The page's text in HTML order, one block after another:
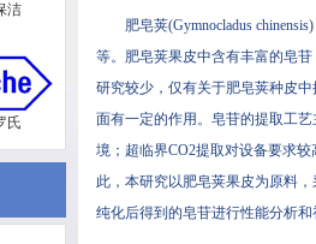
洁
氏
肥皂荚(Gymnocladus chinensis)
等。肥皂荚果皮中含有丰富的皂
研究较少，仅有关于肥皂荚种
面有一定的作用。皂苷的提取工
境；超临界CO2提取对设备要求较
此，本研究以肥皂荚果皮为原料
纯化后得到的皂苷进行性能分析和